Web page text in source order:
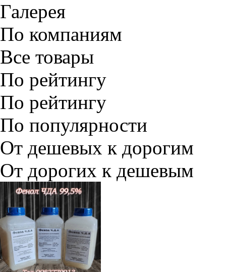
Галерея
По компаниям
Все товары
По рейтингу
По рейтингу
По популярности
От дешевых к дорогим
От дорогих к дешевым